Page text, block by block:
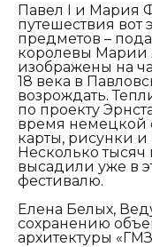
Павел I и Мария
путешествия вот
предметов –
королевы Марии
изображены на
18 века в
возрождать.
по проекту
время немецкой
карты, рисунки
Несколько
высадили уже в
фестивалю.
Елена Белых,
сохранению
архитектуры